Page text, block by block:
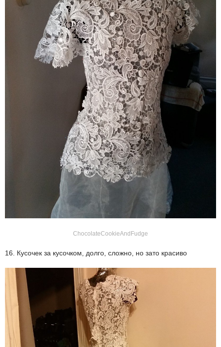
ChocolateCookieAndFudge
16. Кусочек за кусочком, долго, сложно, но зато красиво